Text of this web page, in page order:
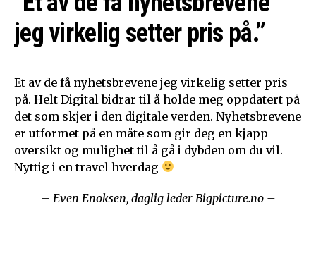
jeg virkelig setter pris på.”
Et av de få nyhetsbrevene jeg virkelig setter pris
på. Helt Digital bidrar til å holde meg oppdatert på
det som skjer i den digitale verden. Nyhetsbrevene
er utformet på en måte som gir deg en kjapp
oversikt og mulighet til å gå i dybden om du vil.
Nyttig i en travel hverdag
– Even Enoksen, daglig leder Bigpicture.no –